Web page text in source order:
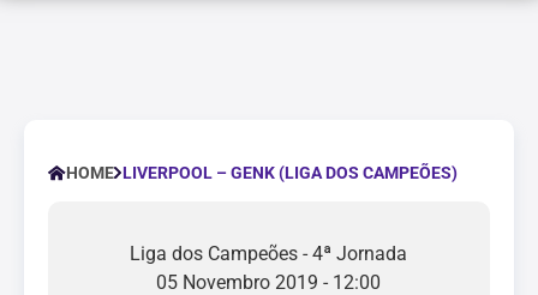
HOME LIVERPOOL – GENK (LIGA DOS CAMPEÕES)
Liga dos Campeões - 4ª Jornada
05 Novembro 2019 - 12:00